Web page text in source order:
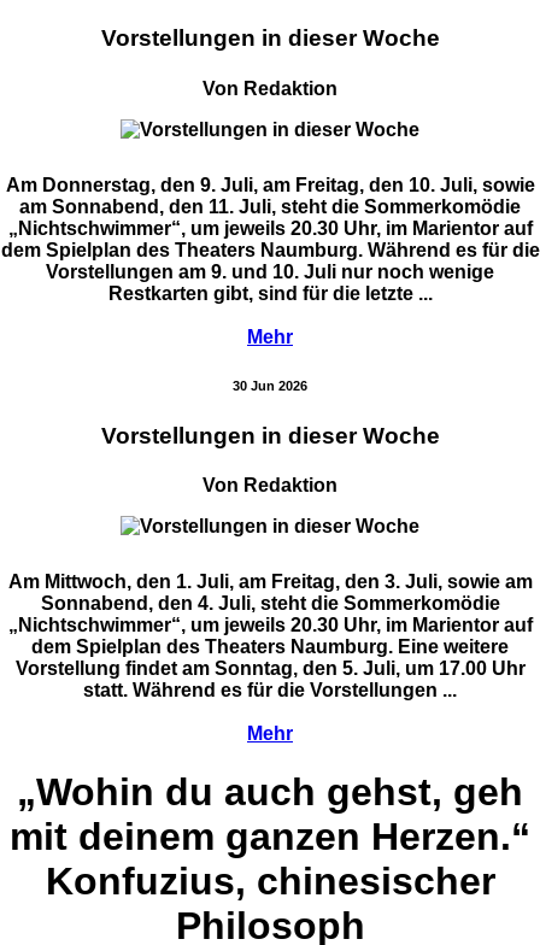
Vorstellungen in dieser Woche
Von Redaktion
Am Donnerstag, den 9. Juli, am Freitag, den 10. Juli, sowie
am Sonnabend, den 11. Juli, steht die Sommerkomödie
„Nichtschwimmer“, um jeweils 20.30 Uhr, im Marientor auf
dem Spielplan des Theaters Naumburg. Während es für die
Vorstellungen am 9. und 10. Juli nur noch wenige
Restkarten gibt, sind für die letzte ...
Mehr
30 Jun 2026
Vorstellungen in dieser Woche
Von Redaktion
Am Mittwoch, den 1. Juli, am Freitag, den 3. Juli, sowie am
Sonnabend, den 4. Juli, steht die Sommerkomödie
„Nichtschwimmer“, um jeweils 20.30 Uhr, im Marientor auf
dem Spielplan des Theaters Naumburg. Eine weitere
Vorstellung findet am Sonntag, den 5. Juli, um 17.00 Uhr
statt. Während es für die Vorstellungen ...
Mehr
„Wohin du auch gehst, geh
mit deinem ganzen Herzen.“
Konfuzius, chinesischer
Philosoph